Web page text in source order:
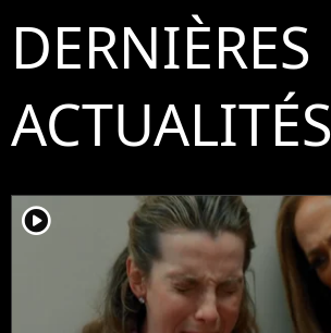
DERNIÈRES
ACTUALITÉS
player2